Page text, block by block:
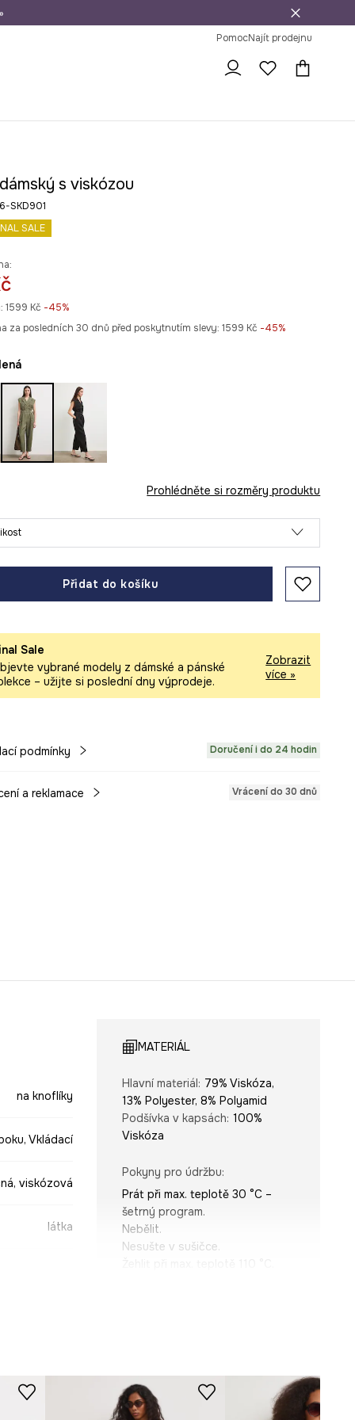
na vrácení zboží
PomocNajít prodejnu
s viskózou
SKD901
SALE
1599 Kč -45%
za posledních 30 dnů před poskytnutím slevy: 1599 Kč -45%
Prohlédněte si rozměry produktu
Přidat do košíku
Sale
vybrané modely z dámské a pánské
– užijte si poslední dny výprodeje.
Zobrazit
více »
podmínky Doručení i do 24 hodin
a reklamace Vrácení do 30 dnů
na knoflíky
Vkládací
viskózová
látka
SKD901-91X
MATERIÁL
Hlavní materiál: 79% Viskóza,
13% Polyester, 8% Polyamid
Podšívka v kapsách: 100%
Viskóza
Pokyny pro údržbu:
Prát při max. teplotě 30 °C –
šetrný program.
Nebělit.
Nesušte v sušičce.
Rukáv: bez rukávů
Pas (výška)
vysoký
Výstřih: